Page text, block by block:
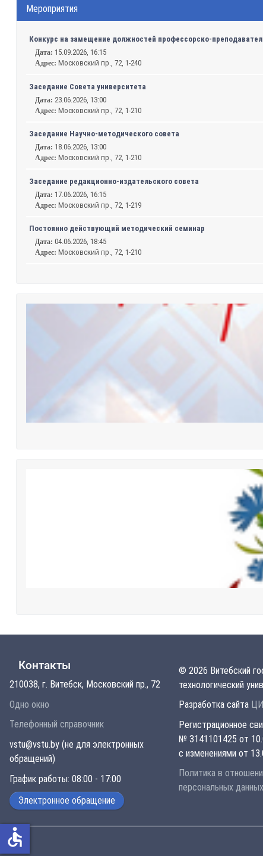
Мероприятия
Конкурс на замещение должностей профессорско-
Дата: 15.09.2026, 16:15
Адрес: Московский пр., 72, 1-240
Заседание Совета университета
Дата: 23.06.2026, 13:00
Адрес: Московский пр., 72, 1-210
Заседание Научно-методического совета
Дата: 18.06.2026, 13:00
Адрес: Московский пр., 72, 1-210
Заседание редакционно-издательского совета
Дата: 17.06.2026, 16:15
Адрес: Московский пр., 72, 1-219
Постоянно действующий методический семинар
Дата:04.06.2026, 18:45
Адрес: Московский пр., 72, 1-210
Контакты
210038, г. Витебск, Московский пр., 72
Одно окно
Телефонный справочник
vstu@vstu.by (не для электронных
обращений)
График работы: 08:00 - 17:00
Электронное обращение
© 2026 Витебский
технологический
Разработка сайта
Регистрационное
№ 3141101425 от
с изменениями от
Политика в
персональных данных
accessible